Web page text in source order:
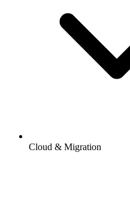
Cloud & Migration